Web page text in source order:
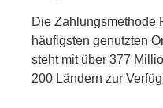
Die Zahlungsmethode
häufigsten genutzten
steht mit über 377
200 Ländern zur